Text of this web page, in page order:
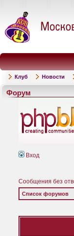
Клуб Новости
Форум
Вход
Сообщения без
Список форумов